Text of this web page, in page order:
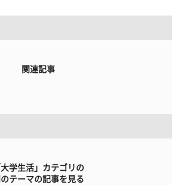
関連記事
大学生活」カテゴリの
テーマの記事を見る